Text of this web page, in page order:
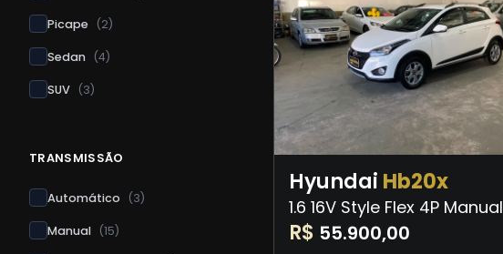
Picape (2)
Sedan (4)
SUV (3)
TRANSMISSÃO
Automático (3)
Manual (15)
Hyundai Hb20x
1.6 16V Style Flex 4P Manual
R$ 55.900,00